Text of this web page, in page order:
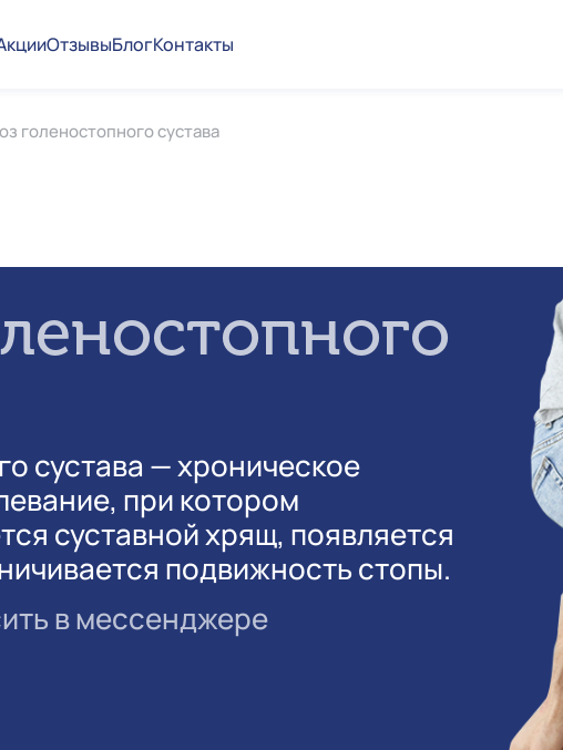
ОтзывыБлогКонтакты
голеностопного сустава
сустава — хроническое
при котором
суставной хрящ, появляется
подвижность стопы.
в мессенджере